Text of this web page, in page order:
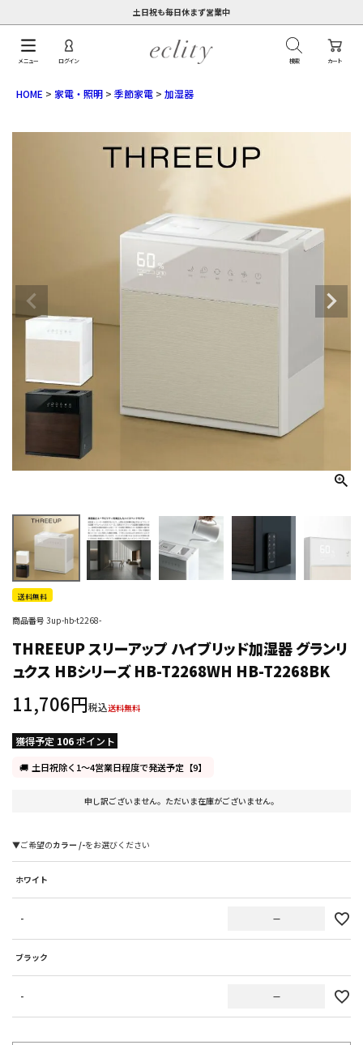
土日祝も毎日休まず営業中
カート
メニュー ログイン 検索
HOME 家電・照明 季節家電 加湿器
送料無料
商品番号 3up-hb-t2268-
THREEUP スリーアップ ハイブリッド加湿器 グランリ
ュクス HBシリーズ HB-T2268WH HB-T2268BK
11,706 税込送料無料
獲得予定 106 ポイント
土日祝除く1～4営業日程度で発送予定【9】
申し訳ございません。ただいま在庫がございません。
カラー -
ホワイト
- —
ブラック
- —